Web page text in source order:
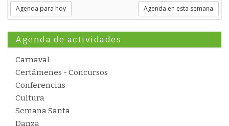
Agenda para hoy Agenda en esta semana
Agenda de actividades
Carnaval
Certámenes - Concursos
Conferencias
Cultura
Semana Santa
Danza